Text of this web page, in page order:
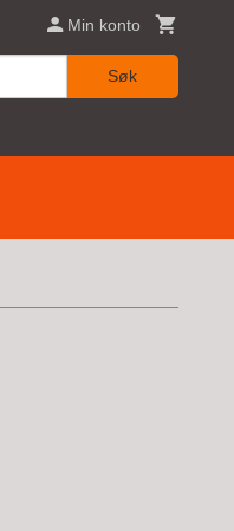
Min konto
Søk